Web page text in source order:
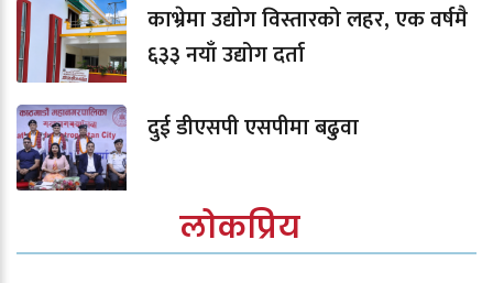
काभ्रेमा उद्योग विस्तारको लहर, एक वर्षमै
६३३ नयाँ उद्योग दर्ता
दुई डीएसपी एसपीमा बढुवा
लोकप्रिय